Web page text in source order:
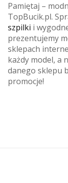
Pamiętaj –
TopBucik.pl.
szpilki i
prezentujemy
sklepach
każdy model, a
danego sklepu
promocje!